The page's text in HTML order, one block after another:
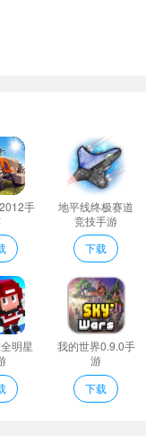
手
地平线终极赛道
竞技手游
下载
明星
我的世界0.9.0手
游
下载